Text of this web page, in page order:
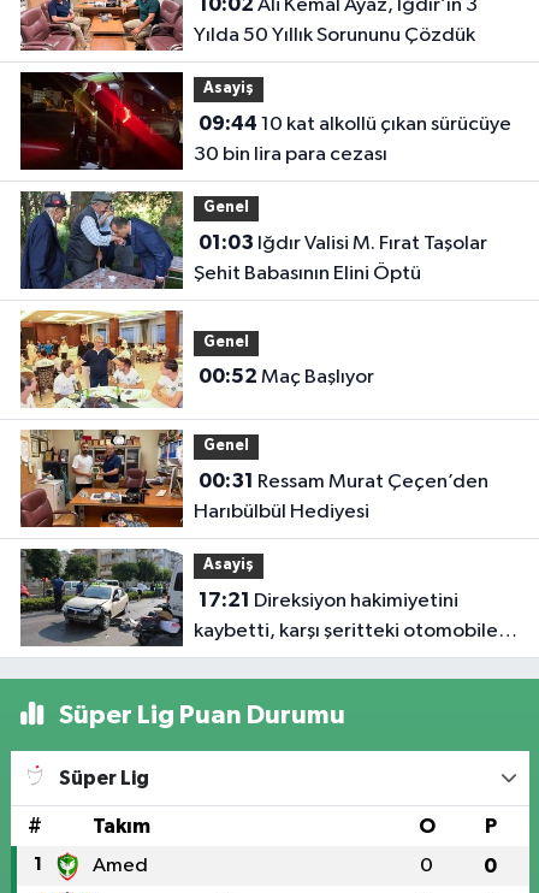
Yılda 50 Yıllık Sorununu Çözdük
Asayiş
09:44
30 bin lira para cezası
Genel
01:03
Şehit Babasının Elini Öptü
Genel
00:52 Maç Başlıyor
Genel
00:31
Harıbülbül Hediyesi
Asayiş
17:21
kaybetti, karşı şeritteki otomobile
çarptı
Süper Lig Puan Durumu
Süper Lig
# Takım O P
1 Amed 0 0